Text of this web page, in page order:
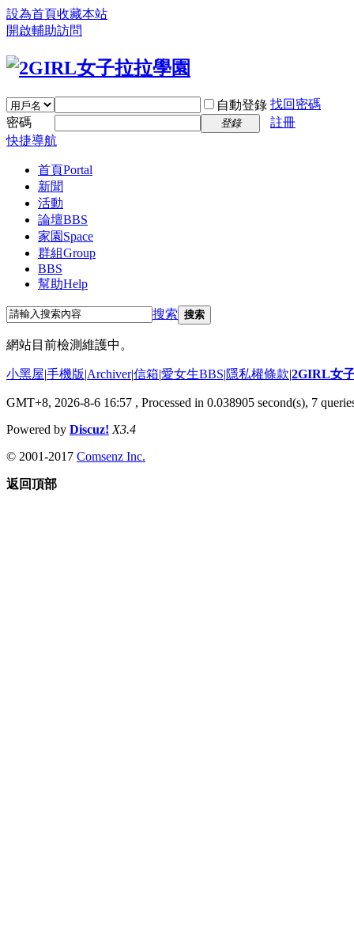
設為首頁收藏本站
開啟輔助訪問
自動登錄 找回密碼
密碼
登錄
註冊
快捷導航
首頁Portal
新聞
活動
論壇BBS
家園 Space
群組Group
BBS
幫助Help
搜索 搜索
網站目前檢測維護中。
小黑屋|手機版|Archiver|信箱|愛女生BBS|隱私權條款|2GIRL女
GMT+8, 2026-8-6 16:57 , Processed in 0.038905 second(s), 7
Powered by Discuz! X3.4
© 2001-2017 Comsenz Inc.
返回頂部